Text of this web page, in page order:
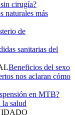
naturales más
sanitarias del
Beneficios del sexo
en MTB?
la salud